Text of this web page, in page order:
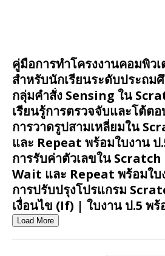
คู่มือการทำโครงงานคอมพิว
สำหรับนักเรียนระดับประถม
กลุ่มคำสั่ง Sensing ใน
เรียนรู้การตรวจจับและโต้ต
การวาดรูปสามเหลี่ยมใน
และ Repeat พร้อมใบงาน ป
การรับค่าตัวเลขใน
Wait และ Repeat พร้อมใบ
การปรับปรุงโปรแกรม
เงื่อนไข (If) | ใบงาน ป.5 พ
Load More